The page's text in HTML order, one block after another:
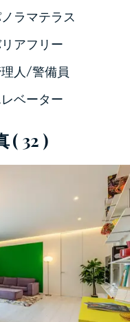
素晴らしい眺望
として個性的な
グルームで、
チンからは
テラスに出るこ
テーブルを置く
景色を楽しむこ
付きの主寝室を
が配置されていま
ことも可能で、バ
りはプライバシ
ビングスペース
したスイートや
ラマテラス
アフリー
人/警備員
ベーター
( 32 )